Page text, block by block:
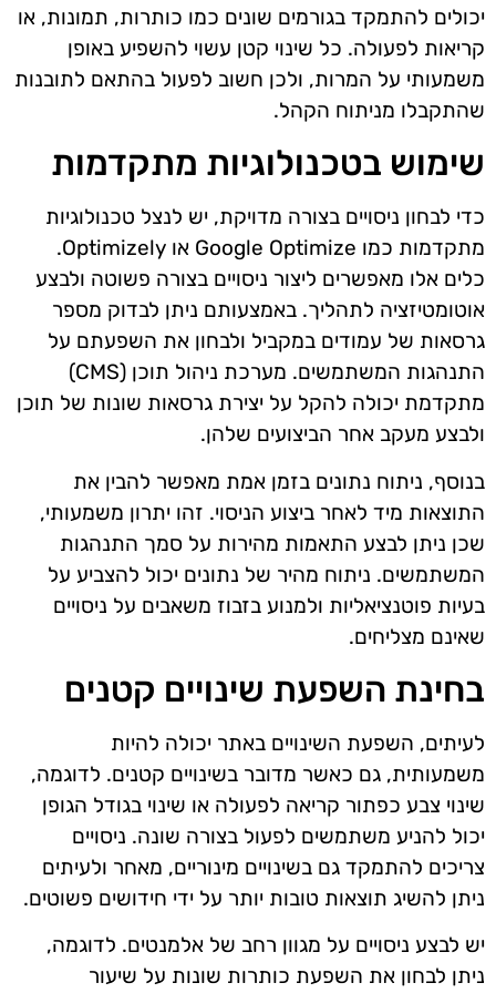
יכולים להתמקד בגורמים שונים כמו כותרות, תמונות, או
קריאות לפעולה. כל שינוי קטן עשוי להשפיע באופן
משמעותי על המרות, ולכן חשוב לפעול בהתאם לתובנות
שהתקבלו מניתוח הקהל.
שימוש בטכנולוגיות מתקדמות
כדי לבחון ניסויים בצורה מדויקת, יש לנצל טכנולוגיות
מתקדמות כמו Google Optimize או Optimizely.
כלים אלו מאפשרים ליצור ניסויים בצורה פשוטה ולבצע
אוטומטיזציה לתהליך. באמצעותם ניתן לבדוק מספר
גרסאות של עמודים במקביל ולבחון את השפעתם על
התנהגות המשתמשים. מערכת ניהול תוכן (CMS)
מתקדמת יכולה להקל על יצירת גרסאות שונות של תוכן
ולבצע מעקב אחר הביצועים שלהן.
בנוסף, ניתוח נתונים בזמן אמת מאפשר להבין את
התוצאות מיד לאחר ביצוע הניסוי. זהו יתרון משמעותי,
שכן ניתן לבצע התאמות מהירות על סמך התנהגות
המשתמשים. ניתוח מהיר של נתונים יכול להצביע על
בעיות פוטנציאליות ולמנוע בזבוז משאבים על ניסויים
שאינם מצליחים.
בחינת השפעת שינויים קטנים
לעיתים, השפעת השינויים באתר יכולה להיות
משמעותית, גם כאשר מדובר בשינויים קטנים. לדוגמה,
שינוי צבע כפתור קריאה לפעולה או שינוי בגודל הגופן
יכול להניע משתמשים לפעול בצורה שונה. ניסויים
צריכים להתמקד גם בשינויים מינוריים, מאחר ולעיתים
ניתן להשיג תוצאות טובות יותר על ידי חידושים פשוטים.
יש לבצע ניסויים על מגוון רחב של אלמנטים. לדוגמה,
ניתן לבחון את השפעת כותרות שונות על שיעור